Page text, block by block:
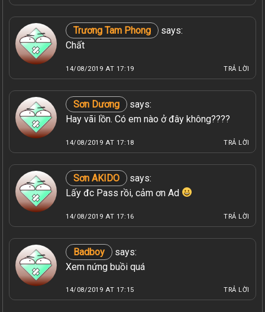
Trương Tam Phong
says:
Chất
14/08/2019 AT 17:19 TRẢ LỜI
Sơn Dương
says:
Hay vãi lồn. Có em nào ở đây không????
14/08/2019 AT 17:18 TRẢ LỜI
Sơn AKIDO
says:
Lấy đc Pass rồi, cảm ơn Ad
14/08/2019 AT 17:16 TRẢ LỜI
Badboy
says:
Xem nứng buồi quá
14/08/2019 AT 17:15 TRẢ LỜI